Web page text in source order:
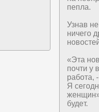
пепла.
Узнав
ничего
«Эта
почти у
работа,
Я
будeт.